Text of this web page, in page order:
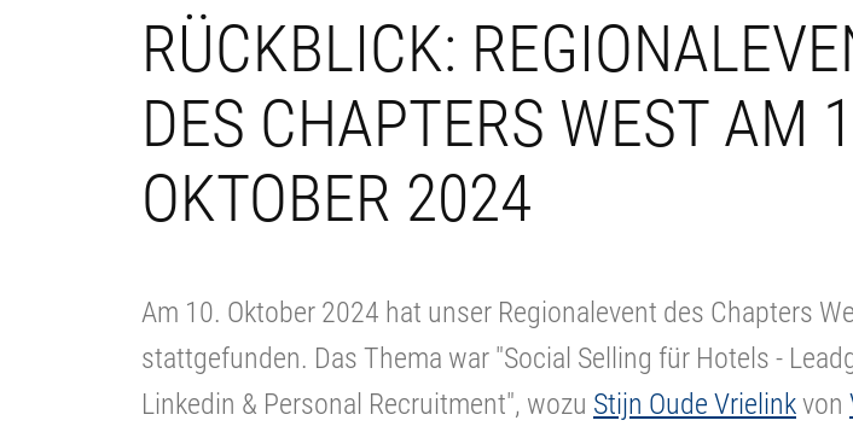
RÜCKBLICK:
DES CHAPTERS WEST AM
OKTOBER 2024
Am 10. Oktober 2024 hat unser Regionalevent des Chapters
stattgefunden. Das Thema war "Social Selling für Hotels -
Linkedin & Personal Recruitment", wozu Stijn Oude Vrielinkvon